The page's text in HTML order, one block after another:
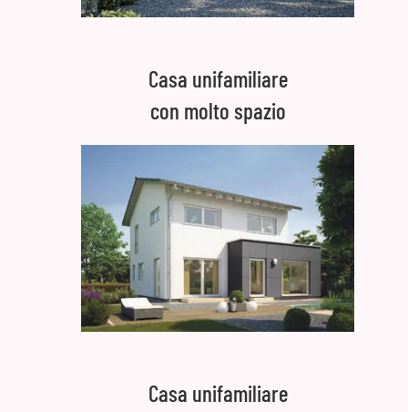
Casa unifamiliare
con molto spazio
Casa unifamiliare